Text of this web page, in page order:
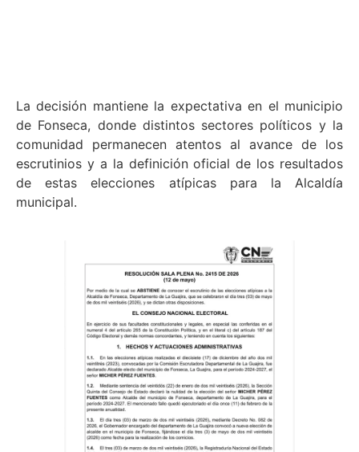
La decisión mantiene la expectativa en el municipio
de Fonseca, donde distintos sectores políticos y la
comunidad permanecen atentos al avance de los
escrutinios y a la definición oficial de los resultados
de estas elecciones atípicas para la Alcaldía
municipal.